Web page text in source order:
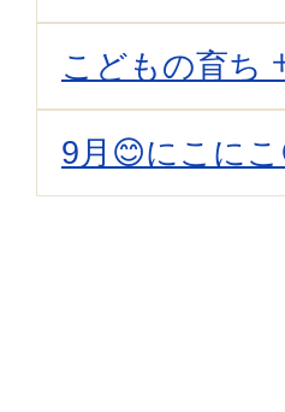
こどもの育ち
9月😊にこに